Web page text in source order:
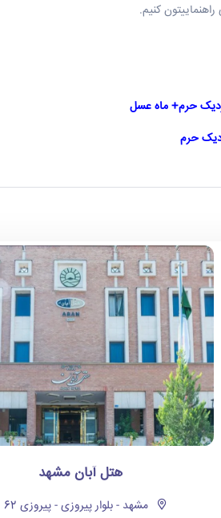
کنیم.
حرم+ ماه عسل
حرم
هتل آبان مشهد
مشهد - بلوار پیروزی - پیروزی 62